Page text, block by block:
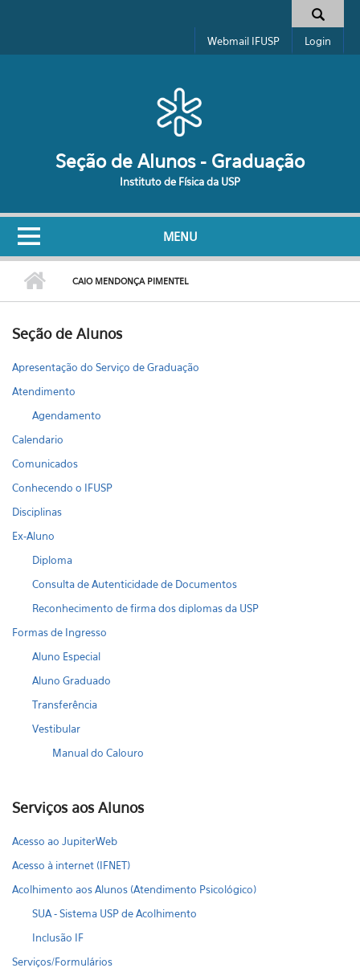
Formulário de busca
Webmail IFUSP Login
Seção de Alunos - Graduação
Instituto de Física da USP
MENU
CAIO MENDONÇA PIMENTEL
Seção de Alunos
Apresentação do Serviço de Graduação
Atendimento
Agendamento
Calendario
Comunicados
Conhecendo o IFUSP
Disciplinas
Ex-Aluno
Diploma
Consulta de Autenticidade de Documentos
Reconhecimento de firma dos diplomas da USP
Formas de Ingresso
Aluno Especial
Aluno Graduado
Transferência
Vestibular
Manual do Calouro
Serviços aos Alunos
Acesso ao JupiterWeb
Acesso à internet (IFNET)
Acolhimento aos Alunos (Atendimento Psicológico)
SUA - Sistema USP de Acolhimento
Inclusão IF
Serviços/Formulários